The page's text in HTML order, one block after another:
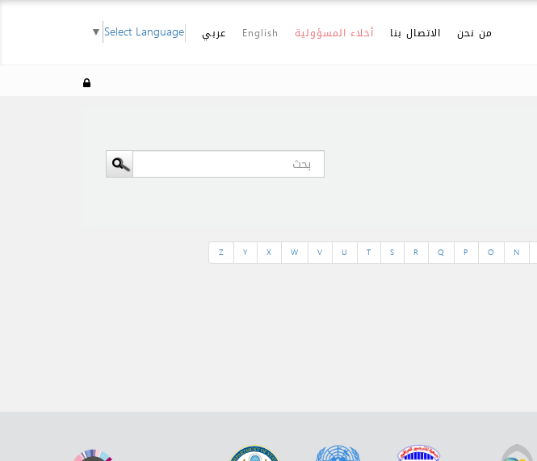
من نحن الاتصال بنا أخلاء المسؤولية English عربي Select Language
▼
N
O
P
Q
R
S
T
U
V
W
X
Y
Z